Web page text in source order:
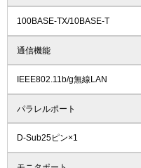
100BASE-TX/10BASE-T
通信機能
IEEE802.11b/g無線LAN
パラレルポート
D-Sub25ピン×1